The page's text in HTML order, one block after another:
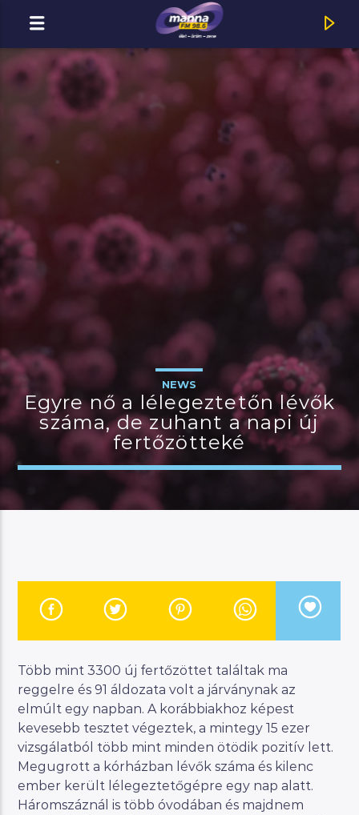
MannaFM
JELENLEGI MŰSOR
MANNA SELECTION
Manna FM
NEWS
Egyre nő a lélegeztetőn lévők
száma, de zuhant a napi új
fertőzötteké
Több mint 3300 új fertőzöttet találtak ma
reggelre és 91 áldozata volt a járványnak az
elmúlt egy napban. A korábbiakhoz képest
kevesebb tesztet végeztek, a mintegy 15 ezer
vizsgálatból több mint minden ötödik pozitív lett.
Megugrott a kórházban lévők száma és kilenc
ember került lélegeztetőgépre egy nap alatt.
Háromszáznál is több óvodában és majdnem